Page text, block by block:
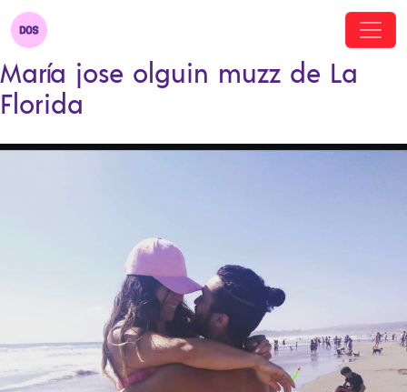
María jose olguin muzz de La
Florida